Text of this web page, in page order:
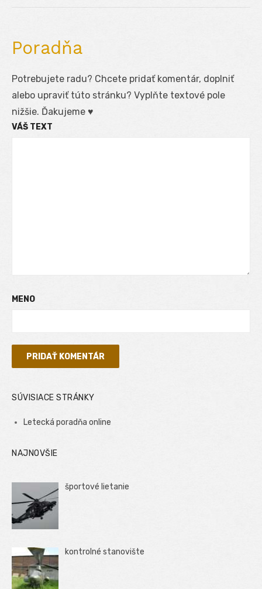
Poradňa
Potrebujete radu? Chcete pridať komentár, doplniť
alebo upraviť túto stránku? Vyplňte textové pole
nižšie. Ďakujeme ♥
VÁŠ TEXT
MENO
SÚVISIACE STRÁNKY
Letecká poradňa online
NAJNOVŠIE
športové lietanie
kontrolné stanovište